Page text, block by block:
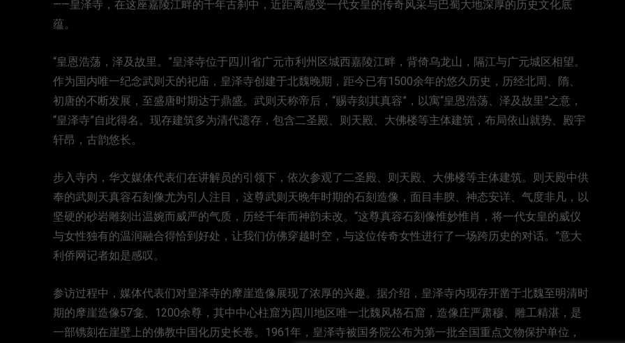
——皇泽寺，在这座嘉陵江畔的千年古刹中，近距离感受一代女皇的传奇风采与巴蜀大地深厚的历史文化底
蕴。
“皇恩浩荡，泽及故里。”皇泽寺位于四川省广元市利州区城西嘉陵江畔，背倚乌龙山，隔江与广元城区相望。
作为国内唯一纪念武则天的祀庙，皇泽寺创建于北魏晚期，距今已有1500余年的悠久历史，历经北周、隋、
初唐的不断发展，至盛唐时期达于鼎盛。武则天称帝后，“赐寺刻其真容”，以寓“皇恩浩荡、泽及故里”之意，
“皇泽寺”自此得名。现存建筑多为清代遗存，包含二圣殿、则天殿、大佛楼等主体建筑，布局依山就势、殿宇
轩昂，古韵悠长。
步入寺内，华文媒体代表们在讲解员的引领下，依次参观了二圣殿、则天殿、大佛楼等主体建筑。则天殿中供
奉的武则天真容石刻像尤为引人注目，这尊武则天晚年时期的石刻造像，面目丰腴、神态安详、气度非凡，以
坚硬的砂岩雕刻出温婉而威严的气质，历经千年而神韵未改。“这尊真容石刻像惟妙惟肖，将一代女皇的威仪
与女性独有的温润融合得恰到好处，让我们仿佛穿越时空，与这位传奇女性进行了一场跨历史的对话。”意大
利侨网记者如是感叹。
参访过程中，媒体代表们对皇泽寺的摩崖造像展现了浓厚的兴趣。据介绍，皇泽寺内现存开凿于北魏至明清时
期的摩崖造像57龛、1200余尊，其中中心柱窟为四川地区唯一北魏风格石窟，造像庄严肃穆、雕工精湛，是
一部镌刻在崖壁上的佛教中国化历史长卷。1961年，皇泽寺被国务院公布为第一批全国重点文物保护单位，